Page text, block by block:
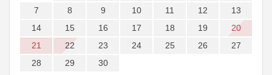
7
8 9 10 11 12
13
14
15 16 17 18 19
20
21
22 23 24 25 26
27
28
29 30